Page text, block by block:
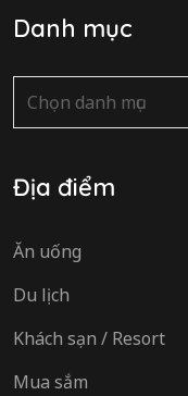
Danh mục
Danh
mục
Địa điểm
Ăn uống
Du lịch
Khách sạn / Resort
Mua sắm